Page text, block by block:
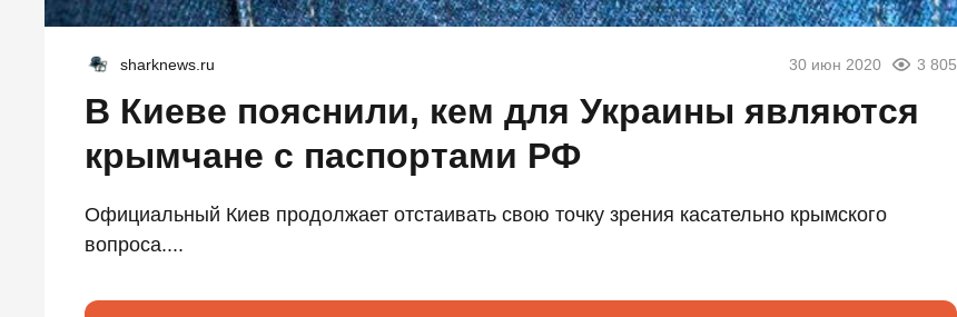
sharknews.ru 30 июн 2020 3 805
В Киеве пояснили, кем для Украины являются
крымчане с паспортами РФ
Официальный Киев продолжает отстаивать свою точку зрения касательно крымского
вопроса....